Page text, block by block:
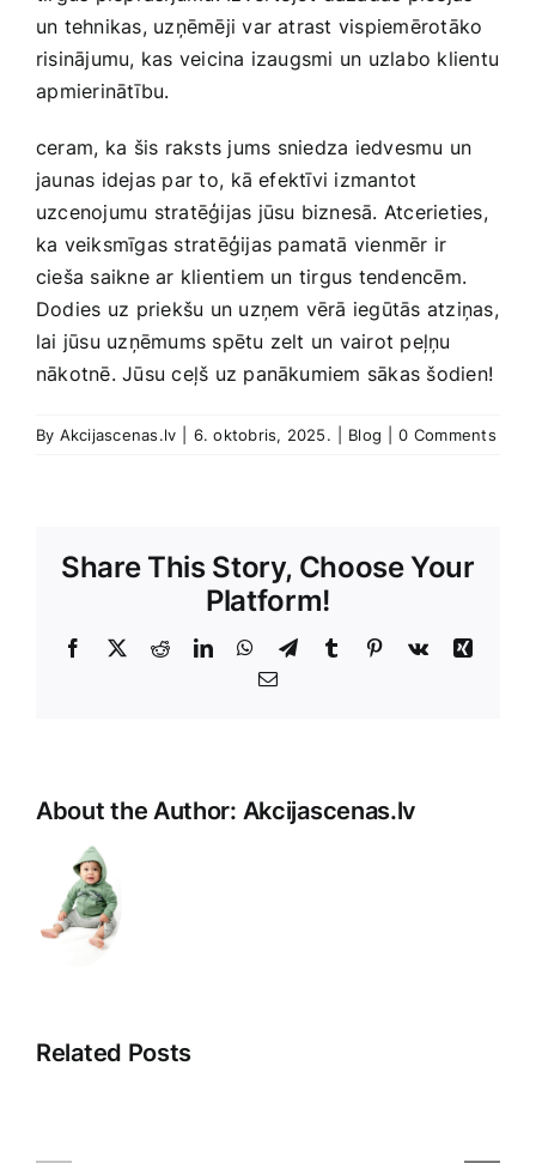
un tehnikas, uzņēmēji var atrast vispiemērotāko
risinājumu, kas veicina izaugsmi un uzlabo klientu
⁣apmierinātību.
ceram, ka⁢ šis raksts jums ⁣sniedza iedvesmu un
jaunas idejas par to,⁤ kā efektīvi ​izmantot‍
uzcenojumu stratēģijas jūsu biznesā. Atcerieties,
ka veiksmīgas‌ stratēģijas pamatā vienmēr ir‍
cieša saikne ar klientiem un tirgus tendencēm.​
Dodies ⁣uz priekšu un uzņem vērā iegūtās atziņas,
lai jūsu uzņēmums spētu zelt un vairot peļņu
nākotnē. Jūsu ceļš uz panākumiem sākas šodien!
By Akcijascenas.lv 6. oktobris, 2025. Blog 0 Comments
Share This Story, Choose Your
Platform!
Facebook
X RedditLinkedInWhatsApp
TelegramTumblr Pinterest
Vk
Xing
E-
About the Author: Akcijascenas.lv
Related Posts
reklāma: